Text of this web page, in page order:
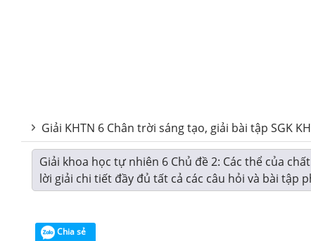
Giải KHTN 6 Chân trời sáng tạo, giải bài tập SGK
Giải khoa học tự nhiên 6 Chủ đề 2: Các thể của
lời giải chi tiết đầy đủ tất cả các câu hỏi và bài
Chia sẻ